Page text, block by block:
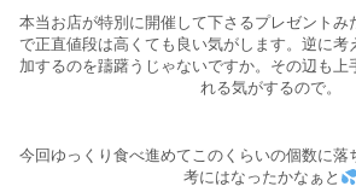
本当お店が特別に開催して下さるプレゼントみ
で正直値段は高くても良い気がします。逆に考
加するのを躊躇うじゃないですか。その辺も上
れる気がするので。
今回ゆっくり食べ進めてこのくらいの個数に落
考にはなったかなぁと